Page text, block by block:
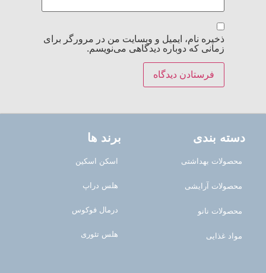
ذخیره نام، ایمیل و وبسایت من در مرورگر برای
زمانی که دوباره دیدگاهی می‌نویسم.
دسته بندی
محصولات بهداشتی
محصولات آرایشی
محصولات نانو
مواد غذایی
برند ها
اسکن اسکین
هلس دراپ
درمال فوکوس
هلس تئوری